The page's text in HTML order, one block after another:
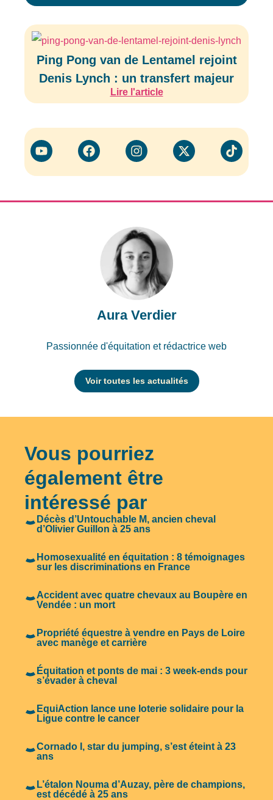
Ping Pong van de Lentamel rejoint
Denis Lynch : un transfert majeur
Lire l'article
Aura Verdier
Passionnée d'équitation et rédactrice web
Voir toutes les actualités
Vous pourriez
également être
intéressé par
Décès d’Untouchable M, ancien cheval
d’Olivier Guillon à 25 ans
Homosexualité en équitation : 8 témoignages
sur les discriminations en France
Accident avec quatre chevaux au Boupère en
Vendée : un mort
Propriété équestre à vendre en Pays de Loire
avec manège et carrière
Équitation et ponts de mai : 3 week-ends pour
s’évader à cheval
EquiAction lance une loterie solidaire pour la
Ligue contre le cancer
Cornado I, star du jumping, s’est éteint à 23
ans
L’étalon Nouma d’Auzay, père de champions,
est décédé à 25 ans